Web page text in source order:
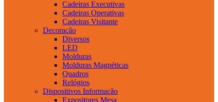
Cadeiras Executivas
Cadeiras Operativas
Cadeiras Visitante
Decoração
Diversos
LED
Molduras
Molduras Magnéticas
Quadros
Relógios
Dispositivos Informação
Expositores Mesa